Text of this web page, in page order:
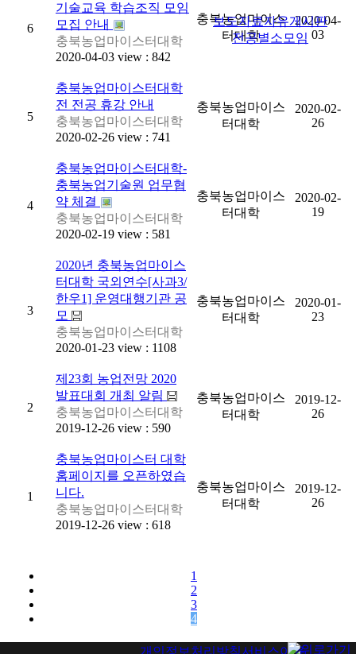
보도자료자유게시판
전공별소모임
6
기술교육 학습조직 모임
모집 안내
충북농업마이스터대학
2020-04-03 view : 842
충북농업마이스
터대학
2020-04-
03
5
충북농업마이스터대학
전 전공 휴강 안내
충북농업마이스터대학
2020-02-26 view : 741
충북농업마이스
터대학
2020-02-
26
4
충북농업마이스터대학-
충북농업기술원 업무협
약 체결
충북농업마이스터대학
2020-02-19 view : 581
충북농업마이스
터대학
2020-02-
19
3
2020년 충북농업마이스
터대학 국외연수[사과3/
한우1] 운영대행기관 공
모
충북농업마이스터대학
2020-01-23 view : 1108
충북농업마이스
터대학
2020-01-
23
2
제23회 농업전망 2020
발표대회 개최 알림
충북농업마이스터대학
2019-12-26 view : 590
충북농업마이스
터대학
2019-12-
26
1
충북농업마이스터 대학
홈페이지를 오픈하였습
니다.
충북농업마이스터대학
2019-12-26 view : 618
충북농업마이스
터대학
2019-12-
26
1
2
3
4
개인정보처리방침서비스이용